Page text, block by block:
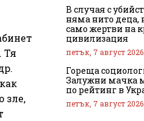
Тя
зле,
В случая с
няма нито деца,
само жертви на
цивилизация
петък, 7 август 2026
Гореща
Залужни мачка
по рейтинг в
петък, 7 август 2026